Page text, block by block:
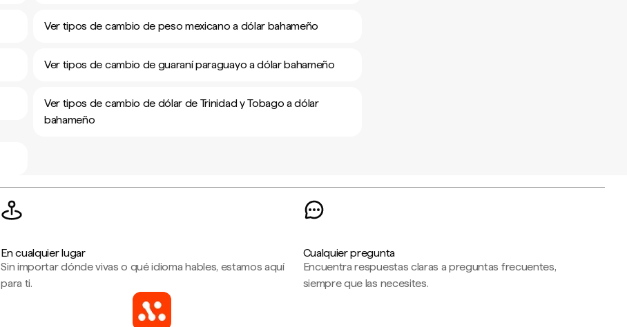
Ver tipos de cambio de peso mexicano a dólar bahameño
Ver tipos de cambio de guaraní paraguayo a dólar bahameño
Ver tipos de cambio de dólar de Trinidad y Tobago a dólar
bahameño
En cualquier lugar
Sin importar dónde vivas o qué idioma hables, estamos aquí
para ti.
Cualquier pregunta
Encuentra respuestas claras a preguntas frecuentes,
siempre que las necesites.